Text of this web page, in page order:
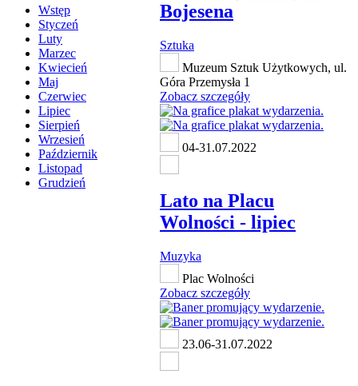
Wstęp
Styczeń
Luty
Marzec
Kwiecień
Maj
Czerwiec
Lipiec
Sierpień
Wrzesień
Październik
Listopad
Grudzień
Bojesena
Sztuka
Muzeum Sztuk Użytkowych, ul.
Góra Przemysła 1
Zobacz szczegóły
04-31.07.2022
Lato na Placu
Wolności - lipiec
Muzyka
Plac Wolności
Zobacz szczegóły
23.06-31.07.2022